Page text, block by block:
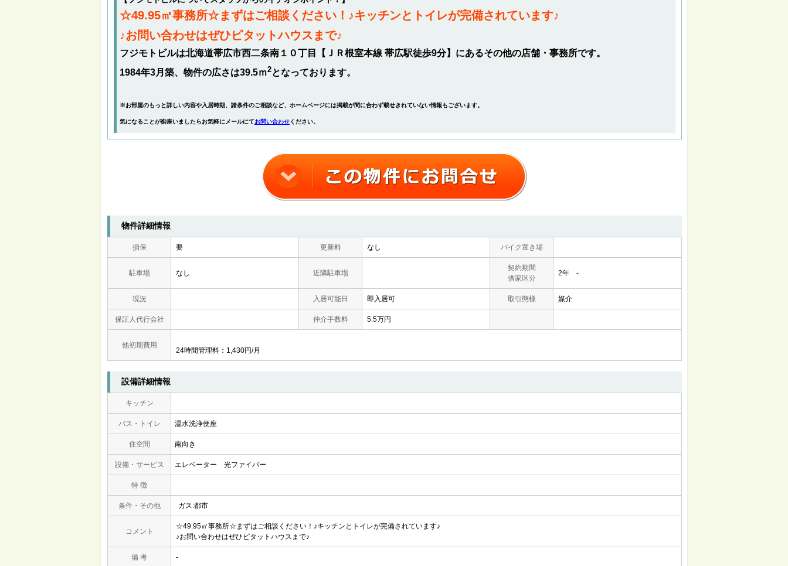
☆49.95㎡事務所☆まずはご相談ください！♪キッチンとトイレが完備されています♪
♪お問い合わせはぜひピタットハウスまで♪
フジモトビルは北海道帯広市西二条南１０丁目【ＪＲ根室本線 帯広駅徒歩9分】にあるその他の店舗・事務所です。
1984年3月築、物件の広さは39.5ｍ2となっております。
※お部屋のもっと詳しい内容や入居時期、諸条件のご相談など、ホームページには掲載が間に合わず載せきれていない情報もございます。
気になることが御座いましたらお気軽にメールにてお問い合わせください。
物件詳細情報
損保 要 更新料 なし バイク置き場
駐車場 なし 近隣駐車場
契約期間
借家区分
2年 -
現況 入居可能日 即入居可 取引態様 媒介
保証人代行会社 仲介手数料 5.5万円
他初期費用
24時間管理料：1,430円/月
設備詳細情報
キッチン
バス・トイレ 温水洗浄便座
住空間 南向き
設備・サービス エレベーター 光ファイバー
特 徴
条件・その他 ガス:都市
コメント
☆49.95㎡事務所☆まずはご相談ください！♪キッチンとトイレが完備されています♪
♪お問い合わせはぜひピタットハウスまで♪
備 考 -